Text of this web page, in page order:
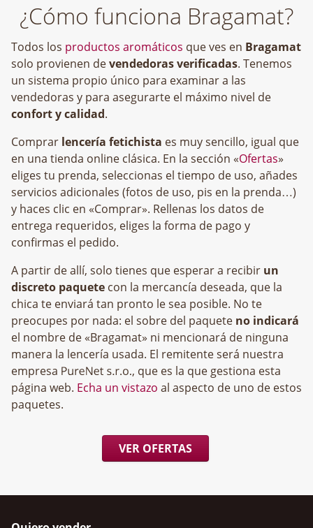
¿Cómo funciona Bragamat?
Todos los productos aromáticos que ves en Bragamat
solo provienen devendedoras verificadas. Tenemos
un sistema propio único para examinar a las
vendedoras y para asegurarte el máximo nivel de
confort y calidad.
Comprar lencería fetichista es muy sencillo, igual que
en una tienda online clásica. En la sección «Ofertas»
eliges tu prenda, seleccionas el tiempo de uso, añades
servicios adicionales (fotos de uso, pis en la prenda…)
y haces clic en «Comprar». Rellenas los datos de
entrega requeridos, eliges la forma de pago y
confirmas el pedido.
A partir de allí, solo tienes que esperar a recibir un
discreto paquete con la mercancía deseada, que la
chica te enviará tan pronto le sea posible. No te
preocupes por nada: el sobre del paquete no indicará
el nombre de «Bragamat» ni mencionará de ninguna
manera la lencería usada. El remitente será nuestra
empresa
, que es la que gestiona esta
página web. Echa un vistazo al aspecto de uno de estos
paquetes.
VER OFERTAS